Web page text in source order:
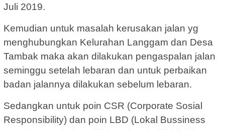
Juli 2019.
Kemudian untuk masalah kerusakan jalan yg
menghubungkan Kelurahan Langgam dan Desa
Tambak maka akan dilakukan pengaspalan jalan
seminggu setelah lebaran dan untuk perbaikan
badan jalannya dilakukan sebelum lebaran.
Sedangkan untuk poin CSR (Corporate Sosial
Responsibility) dan poin LBD (Lokal Bussiness